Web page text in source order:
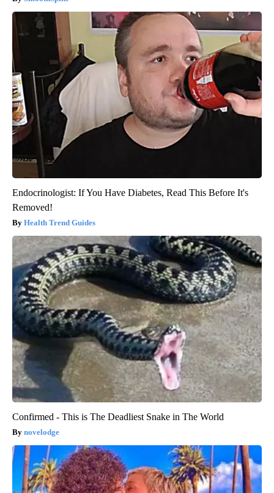
Endocrinologist: If You Have Diabetes, Read This Before It's
Removed!
Health Trend Guides
Confirmed - This is The Deadliest Snake in The World
novelodge